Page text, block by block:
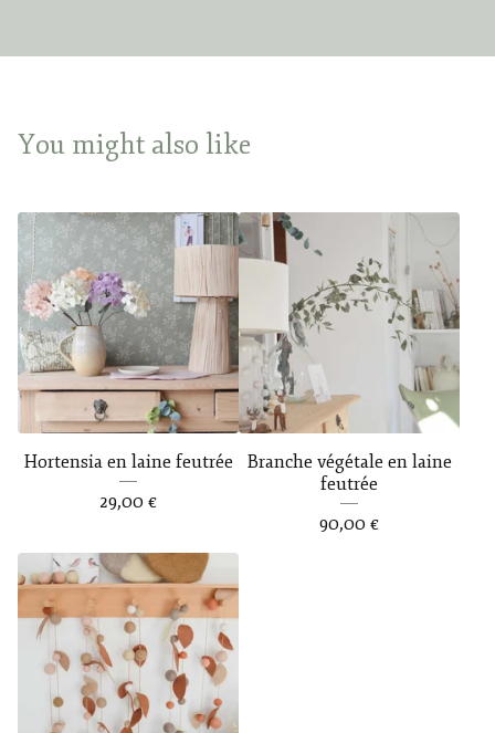
You might also like
Hortensia en laine feutrée
29,00 €
Branche végétale en laine
feutrée
90,00 €